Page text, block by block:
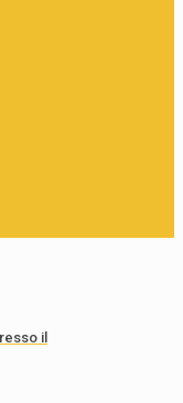
il